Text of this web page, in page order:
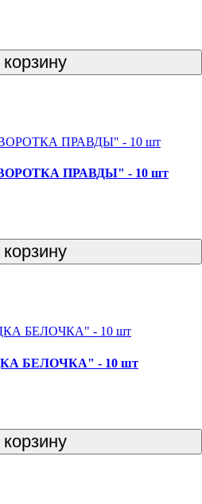
ПРАВДЫ" - 10 шт
БЕЛОЧКА" - 10 шт